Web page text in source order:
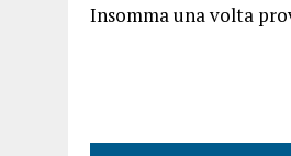
Insomma una volta